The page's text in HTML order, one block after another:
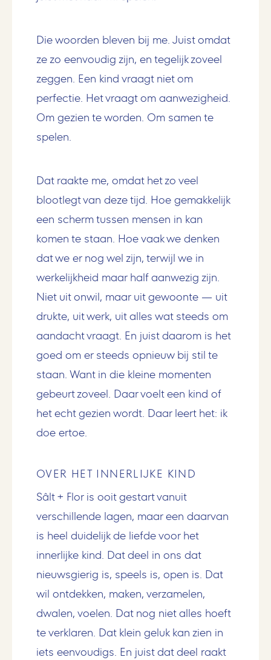
Die woorden bleven bij me. Juist omdat
ze zo eenvoudig zijn, en tegelijk zoveel
zeggen. Een kind vraagt niet om
perfectie. Het vraagt om aanwezigheid.
Om gezien te worden. Om samen te
spelen.
Dat raakte me, omdat het zo veel
blootlegt van deze tijd. Hoe gemakkelijk
een scherm tussen mensen in kan
komen te staan. Hoe vaak we denken
dat we er nog wel zijn, terwijl we in
werkelijkheid maar half aanwezig zijn.
Niet uit onwil, maar uit gewoonte — uit
drukte, uit werk, uit alles wat steeds om
aandacht vraagt. En juist daarom is het
goed om er steeds opnieuw bij stil te
staan. Want in die kleine momenten
gebeurt zoveel. Daar voelt een kind of
het echt gezien wordt. Daar leert het: ik
doe ertoe.
OVER HET INNERLIJKE KIND
Sâlt + Flor is ooit gestart vanuit
verschillende lagen, maar een daarvan
is heel duidelijk de liefde voor het
innerlijke kind. Dat deel in ons dat
nieuwsgierig is, speels is, open is. Dat
wil ontdekken, maken, verzamelen,
dwalen, voelen. Dat nog niet alles hoeft
te verklaren. Dat klein geluk kan zien in
iets eenvoudigs. En juist dat deel raakt